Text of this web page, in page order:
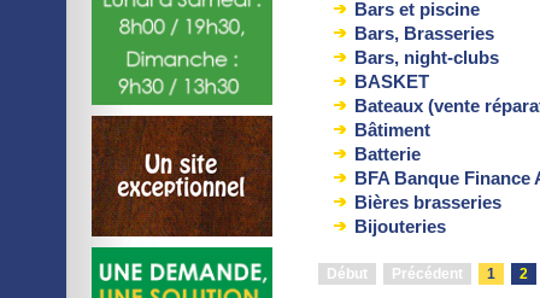
Bars et piscine
Bars, Brasseries
Bars, night-clubs
BASKET
Bateaux (vente
Bâtiment
Batterie
BFA Banque Finance
Bières brasseries
Bijouteries
Début Précédent 1 2